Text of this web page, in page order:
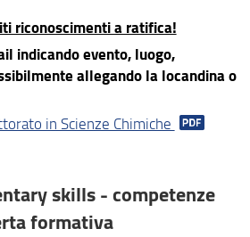
riconoscimenti a ratifica!
indicando evento, luogo,
allegando la locandina o
in Scienze Chimiche
skills - competenze
formativa